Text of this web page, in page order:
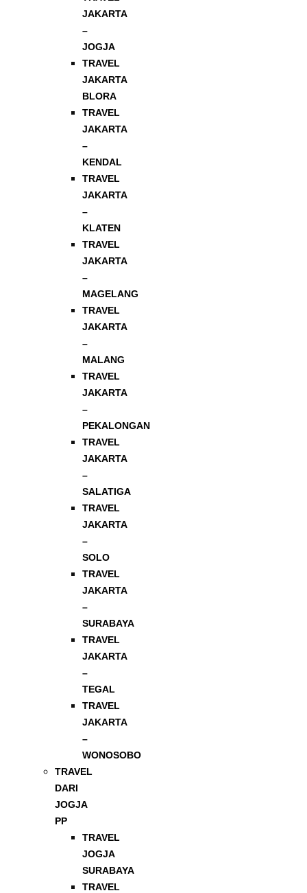
JAKARTA
–
JOGJA
TRAVEL
JAKARTA
BLORA
TRAVEL
JAKARTA
–
KENDAL
TRAVEL
JAKARTA
–
KLATEN
TRAVEL
JAKARTA
–
MAGELANG
TRAVEL
JAKARTA
–
MALANG
TRAVEL
JAKARTA
–
PEKALONGAN
TRAVEL
JAKARTA
–
SALATIGA
TRAVEL
JAKARTA
–
SOLO
TRAVEL
JAKARTA
–
SURABAYA
TRAVEL
JAKARTA
–
TEGAL
TRAVEL
JAKARTA
–
WONOSOBO
TRAVEL
DARI
JOGJA
PP
TRAVEL
JOGJA
SURABAYA
TRAVEL